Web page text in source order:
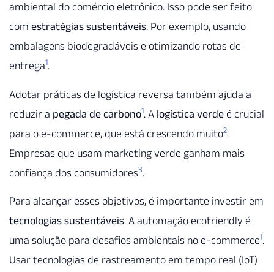
ambiental do comércio eletrônico. Isso pode ser feito
com estratégias sustentáveis. Por exemplo, usando
embalagens biodegradáveis e otimizando rotas de
entrega1.
Adotar práticas de logística reversa também ajuda a
reduzir a pegada de carbono1. A logística verde é crucial
para o e-commerce, que está crescendo muito2.
Empresas que usam marketing verde ganham mais
confiança dos consumidores3.
Para alcançar esses objetivos, é importante investir em
tecnologias sustentáveis. A automação ecofriendly é
uma solução para desafios ambientais no e-commerce1.
Usar tecnologias de rastreamento em tempo real (IoT)